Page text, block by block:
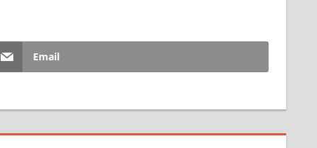
Email